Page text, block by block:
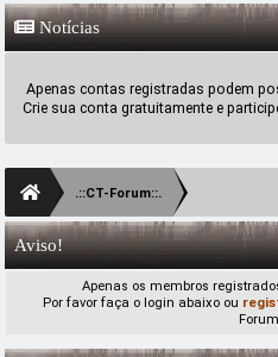
Notícias
Apenas contas registradas podem
Crie sua conta gratuitamente e
.::CT-Forum::.
Aviso!
Apenas os membros
Por favor faça o login abaixo ou